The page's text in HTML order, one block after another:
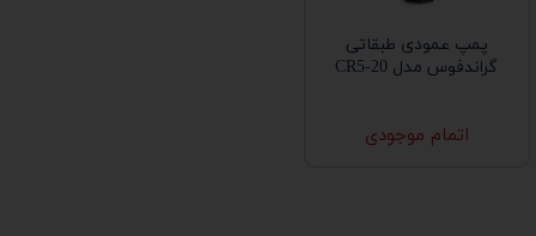
پمپ عمودی طبقاتی
گراندفوس مدل CR5-20
اتمام موجودی